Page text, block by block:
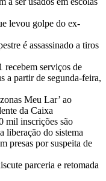
levou golpe do ex-
é assassinado a tiros
serviços de
a partir de segunda-feira,
Meu Lar’ ao
da Caixa
mil inscrições são
liberação do sistema
presas por suspeita de
parceria e retomada